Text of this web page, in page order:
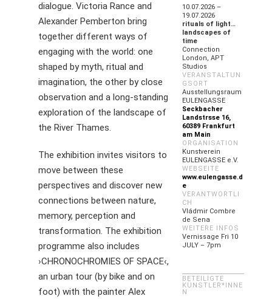
10.07.2026 –
19.07.2026
rituals of light…
landscapes of
time
Connection
London, APT
Studios
VERANSTALTUN
GSORT
Ausstellungsraum
EULENGASSE
Seckbacher
Landstrsse 16,
60389 Frankfurt
am Main
ORGANISATION
Kunstverein
EULENGASSE e.V.
WEBSEITE
www.eulengasse.d
e
VERANTWORTLI
CH
Vládmir Combre
de Sena
WEITERE INFOS
Vernissage Fri 10
JULY – 7pm
BETEILIGTE
KÜNSTLER*INNE
N
dialogue. Victoria Rance and
Alexander Pemberton bring
together different ways of
engaging with the world: one
shaped by myth, ritual and
imagination, the other by close
observation and a long-standing
exploration of the landscape of
the River Thames.
The exhibition invites visitors to
move between these
perspectives and discover new
connections between nature,
memory, perception and
transformation. The exhibition
programme also includes
›CHRONOCHROMIES OF SPACE‹,
an urban tour (by bike and on
foot) with the painter Alex